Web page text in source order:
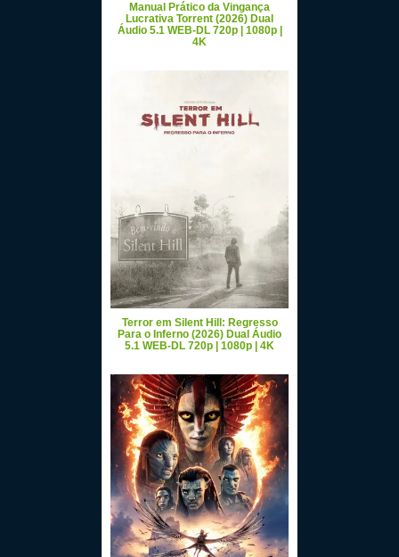
Manual Prático da Vingança
Lucrativa Torrent (2026) Dual
Áudio 5.1 WEB-DL 720p | 1080p |
4K
Terror em Silent Hill: Regresso
Para o Inferno (2026) Dual Áudio
5.1 WEB-DL 720p | 1080p | 4K